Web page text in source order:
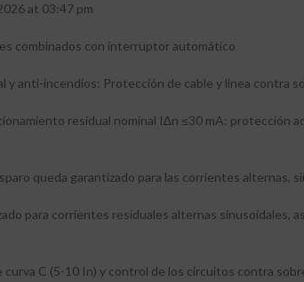
at 03:47 pm
combinados con interruptor automático
y anti-incendios: Protección de cable y línea contra
residual nominal I∆n ≤30 mA: protección
queda garantizado para las corrientes
para corrientes residuales alternas sinusoidales,
curva C (5-10 In) y control de los circuitos contra